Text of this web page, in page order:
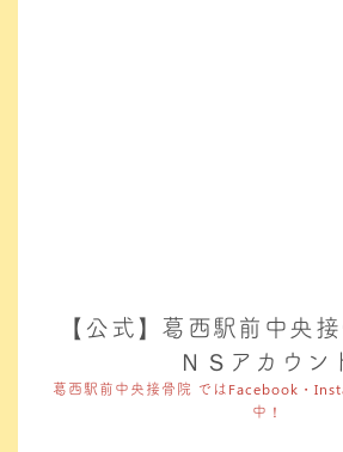
【公式】葛西駅前中央
ＮＳアカウン
葛西駅前中央接骨院 ではFacebook・
中！